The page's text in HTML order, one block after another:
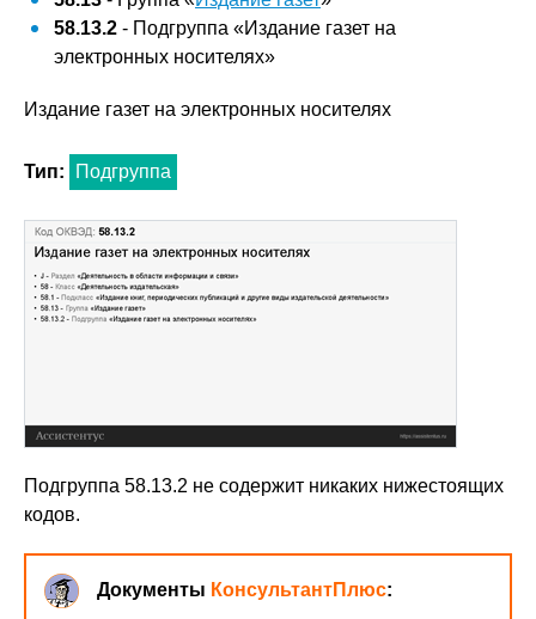
58.13.2 - Подгруппа «Издание газет на
электронных носителях»
Издание газет на электронных носителях
Тип: Подгруппа
Подгруппа 58.13.2 не содержит никаких нижестоящих
кодов.
Документы КонсультантПлюс: